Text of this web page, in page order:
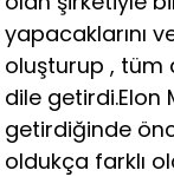
yapacaklarını
oluşturup , tüm
dile getirdi.Elon
getirdiğinde
oldukça farklı